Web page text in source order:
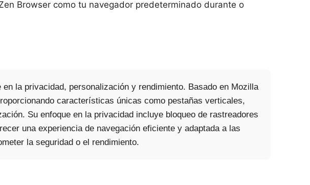
Browser como tu navegador predeterminado durante o
la privacidad, personalización y rendimiento. Basado en Mozilla
características únicas como pestañas verticales,
Su enfoque en la privacidad incluye bloqueo de rastreadores
una experiencia de navegación eficiente y adaptada a las
la seguridad o el rendimiento.